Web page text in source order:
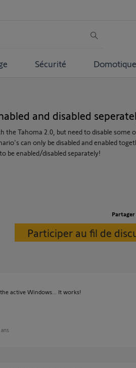
Sécurité Domotique
and disabled
the Tahoma 2.0, but need to disable some
can only be disabled and enabled
be enabled/disabled separately!
Participer au fil de
active Windows... It works!